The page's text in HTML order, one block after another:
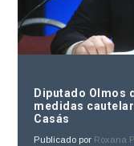
Diputado Olmos
medidas
Casás
Publicado por Roxana